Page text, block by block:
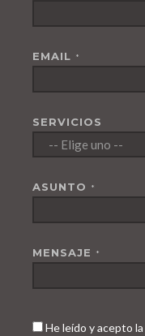
EMAIL *
SERVICIOS
ASUNTO *
MENSAJE *
He leído y acepto